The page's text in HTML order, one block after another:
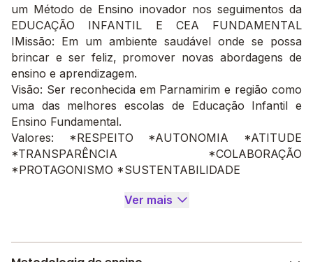
um Método de Ensino inovador nos seguimentos da
EDUCAÇÃO INFANTIL E CEA FUNDAMENTAL
IMissão: Em um ambiente saudável onde se possa
brincar e ser feliz, promover novas abordagens de
ensino e aprendizagem.
Visão: Ser reconhecida em Parnamirim e região como
uma das melhores escolas de Educação Infantil e
Ensino Fundamental.
Valores: *RESPEITO *AUTONOMIA *ATITUDE
*TRANSPARÊNCIA *COLABORAÇÃO
*PROTAGONISMO *SUSTENTABILIDADE
Ver mais